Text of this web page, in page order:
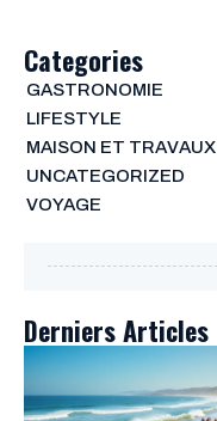
Categories
GASTRONOMIE
LIFESTYLE
MAISON ET TRAVAUX
UNCATEGORIZED
VOYAGE
Derniers Articles